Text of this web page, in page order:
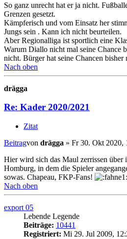
So ganz unrecht hat er ja nicht.
Grenzen gesetzt.
Kämpferisch und vom Einsatz her
Jungs sein . Kann ich nicht beurteilen.
Aber Regionalliga ist sportlich eine
Warum Diallo nicht mal seine Chance
nicht. Bürger hat seine Chancen bisher
Nach oben
drägga
Re: Kader 2020/2021
Zitat
Beitragvon drägga » Fr 30. Okt 2020,
Hier wird sich das Maul zerrissen über
Homburg, in dem die Spieler
sowas. Chapeau, FKP-Fans!
Nach oben
export 05
Lebende Legende
Beiträge: 10441
Registriert: Mi 29. Jul 2009,